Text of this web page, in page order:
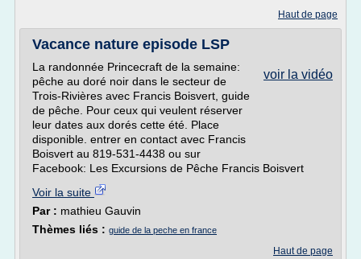
Haut de page
Vacance nature episode LSP
voir la vidéo
La randonnée Princecraft de la semaine:
pêche au doré noir dans le secteur de
Trois-Rivières avec Francis Boisvert, guide
de pêche. Pour ceux qui veulent réserver
leur dates aux dorés cette été. Place
disponible. entrer en contact avec Francis
Boisvert au 819-531-4438 ou sur
Facebook: Les Excursions de Pêche Francis Boisvert
Voir la suite
Par : mathieu Gauvin
Thèmes liés : guide de la peche en france
Haut de page